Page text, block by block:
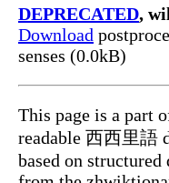
DEPRECATED,
Download
senses (0.0kB)
This page is a part
readable 西西里語
based on